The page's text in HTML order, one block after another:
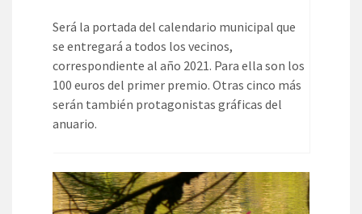
Será la portada del calendario municipal que
se entregará a todos los vecinos,
correspondiente al año 2021. Para ella son los
100 euros del primer premio. Otras cinco más
serán también protagonistas gráficas del
anuario.